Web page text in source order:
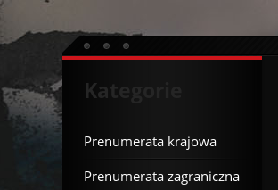
Kategorie
Prenumerata krajowa
Prenumerata zagraniczna